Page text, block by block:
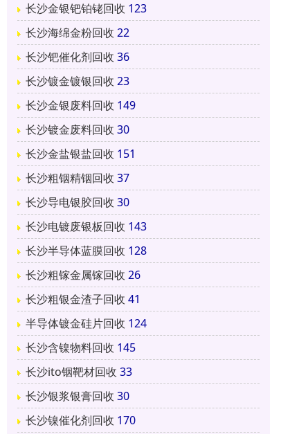
长沙金银钯铂铑回收 123
长沙海绵金粉回收 22
长沙钯催化剂回收 36
长沙镀金镀银回收 23
长沙金银废料回收 149
长沙镀金废料回收 30
长沙金盐银盐回收 151
长沙粗铟精铟回收 37
长沙导电银胶回收 30
长沙电镀废银板回收 143
长沙半导体蓝膜回收 128
长沙粗镓金属镓回收 26
长沙粗银金渣子回收 41
半导体镀金硅片回收 124
长沙含镍物料回收 145
长沙ito铟靶材回收 33
长沙银浆银膏回收 30
长沙镍催化剂回收 170